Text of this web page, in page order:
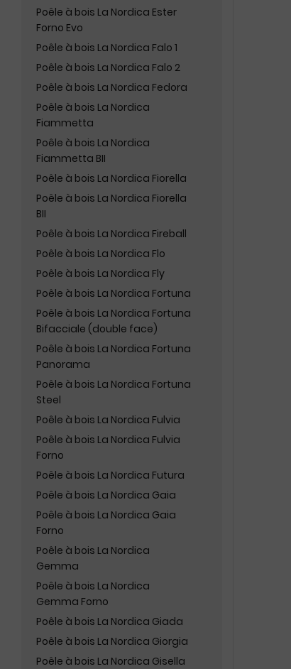
Poêle à bois La Nordica Ester
Forno Evo
Poêle à bois La Nordica Falo 1
Poêle à bois La Nordica Falo 2
Poêle à bois La Nordica Fedora
Poêle à bois La Nordica
Fiammetta
Poêle à bois La Nordica
Fiammetta BII
Poêle à bois La Nordica Fiorella
Poêle à bois La Nordica Fiorella
BII
Poêle à bois La Nordica Fireball
Poêle à bois La Nordica Flo
Poêle à bois La Nordica Fly
Poêle à bois La Nordica Fortuna
Poêle à bois La Nordica Fortuna
Bifacciale (double face)
Poêle à bois La Nordica Fortuna
Panorama
Poêle à bois La Nordica Fortuna
Steel
Poêle à bois La Nordica Fulvia
Poêle à bois La Nordica Fulvia
Forno
Poêle à bois La Nordica Futura
Poêle à bois La Nordica Gaia
Poêle à bois La Nordica Gaia
Forno
Poêle à bois La Nordica
Gemma
Poêle à bois La Nordica
Gemma Forno
Poêle à bois La Nordica Giada
Poêle à bois La Nordica Giorgia
Poêle à bois La Nordica Gisella